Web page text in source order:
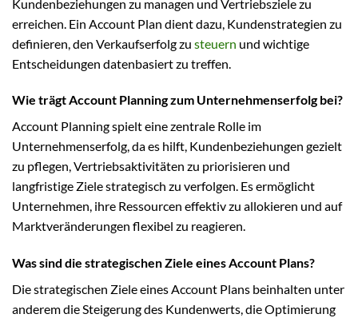
Kundenbeziehungen zu managen und Vertriebsziele zu
erreichen. Ein Account Plan dient dazu, Kundenstrategien zu
definieren, den Verkaufserfolg zu steuern und wichtige
Entscheidungen datenbasiert zu treffen.
Wie trägt Account Planning zum Unternehmenserfolg bei?
Account Planning spielt eine zentrale Rolle im
Unternehmenserfolg, da es hilft, Kundenbeziehungen gezielt
zu pflegen, Vertriebsaktivitäten zu priorisieren und
langfristige Ziele strategisch zu verfolgen. Es ermöglicht
Unternehmen, ihre Ressourcen effektiv zu allokieren und auf
Marktveränderungen flexibel zu reagieren.
Was sind die strategischen Ziele eines Account Plans?
Die strategischen Ziele eines Account Plans beinhalten unter
anderem die Steigerung des Kundenwerts, die Optimierung